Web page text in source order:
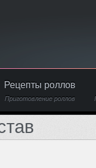
Рецепты роллов
Приготовление роллов